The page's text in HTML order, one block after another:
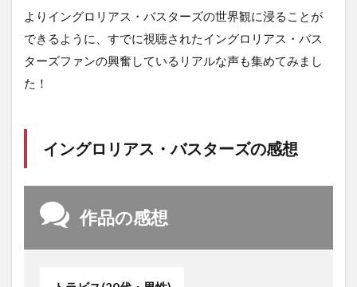
よりイングロリアス・バスターズの世界観に浸ることが
できるように、すでに視聴されたイングロリアス・バス
ターズファンの興奮しているリアルな声も集めてみまし
た！
イングロリアス・バスターズの感想
作品の感想